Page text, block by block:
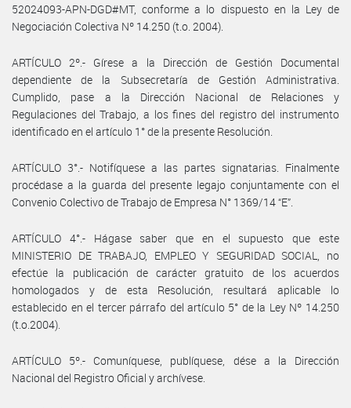
52024093-APN-DGD#MT, conforme a lo dispuesto en la Ley de
Negociación Colectiva Nº 14.250 (t.o. 2004).
ARTÍCULO 2º.- Gírese a la Dirección de Gestión Documental
dependiente de la Subsecretaría de Gestión Administrativa.
Cumplido, pase a la Dirección Nacional de Relaciones y
Regulaciones del Trabajo, a los fines del registro del instrumento
identificado en el artículo 1° de la presente Resolución.
ARTÍCULO 3°.- Notifíquese a las partes signatarias. Finalmente
procédase a la guarda del presente legajo conjuntamente con el
Convenio Colectivo de Trabajo de Empresa N° 1369/14 “E”.
ARTÍCULO 4°.- Hágase saber que en el supuesto que este
MINISTERIO DE TRABAJO, EMPLEO Y SEGURIDAD SOCIAL, no
efectúe la publicación de carácter gratuito de los acuerdos
homologados y de esta Resolución, resultará aplicable lo
establecido en el tercer párrafo del artículo 5° de la Ley Nº 14.250
(t.o.2004).
ARTÍCULO 5º.- Comuníquese, publíquese, dése a la Dirección
Nacional del Registro Oficial y archívese.